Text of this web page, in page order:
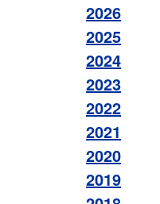
2026
2025
2024
2023
2022
2021
2020
2019